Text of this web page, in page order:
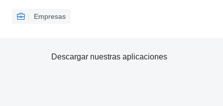
Empresas
Descargar nuestras aplicaciones